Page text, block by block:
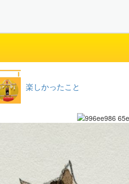
楽しかったこと